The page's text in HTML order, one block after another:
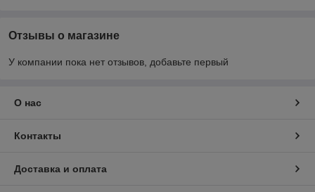
Отзывы о магазине
У компании пока нет отзывов, добавьте первый
О нас
Контакты
Доставка и оплата